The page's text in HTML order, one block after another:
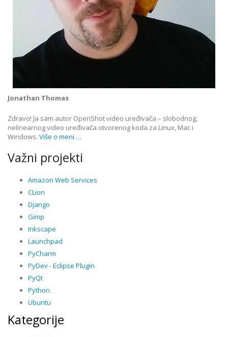
Jonathan Thomas
Zdravo! Ja sam autor OpenShot video uređivača – slobodnog,
nelinearnog video uređivača otvorenog koda za Linux, Mac i
Windows. Više o meni …
Važni projekti
Amazon Web Services
CLion
Django
Gimp
Inkscape
Launchpad
PyCharm
PyDev - Eclipse Plugin
PyQt
Python
Ubuntu
Kategorije